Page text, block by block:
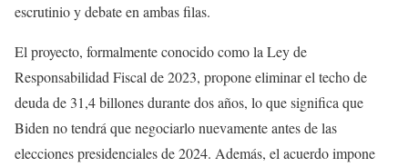
escrutinio y debate en ambas filas.
El proyecto, formalmente conocido como la Ley de
Responsabilidad Fiscal de 2023, propone eliminar el techo de
deuda de 31,4 billones durante dos años, lo que significa que
Biden no tendrá que negociarlo nuevamente antes de las
elecciones presidenciales de 2024. Además, el acuerdo impone